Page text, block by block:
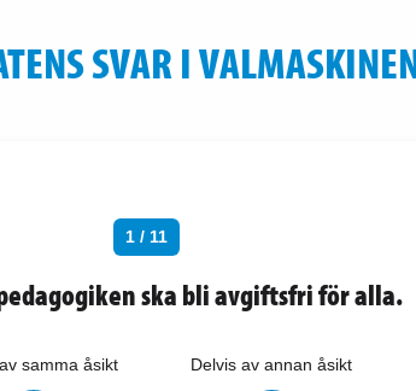
SVAR I
1 / 11
ska bli avgiftsfri för alla.
samma åsikt Delvis av annan åsikt